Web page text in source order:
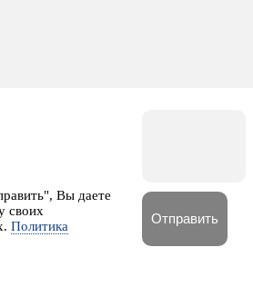
Вы даете
своих
Политика